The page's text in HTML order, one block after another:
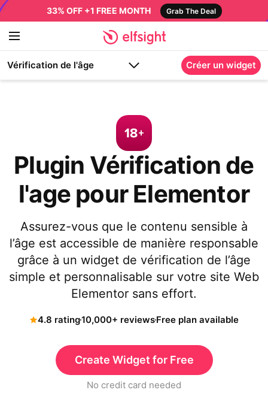
33% OFF +1 FREE MONTH Grab The Deal
Vérification de l'âge Créer un widget
Plugin Vérification de
l'age pour Elementor
Assurez-vous que le contenu sensible à
l’âge est accessible de manière responsable
grâce à un widget de vérification de l’âge
simple et personnalisable sur votre site Web
Elementor sans effort.
4.8 rating10,000+ reviewsFree plan available
Create Widget for Free
No credit card needed